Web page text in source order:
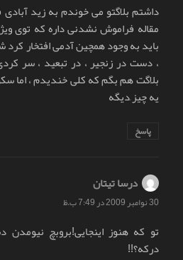
داشتم بلاگتو می خوندم به زید
مقاله فراموش نشدنی داره که توی
باید به وجود همچین آدمی افتخار
، دست در زنجیر ، در تبعید ، سر
بلاگت هم بگم که کلی خندیدم ، اما
یه چیز ِدیگه
پاسخ
درسا تیتان
30 نوامبر 2009 در 7:49 ب.ظ
تو که هنوز اینجایی!بروبچ
درکه؟!!